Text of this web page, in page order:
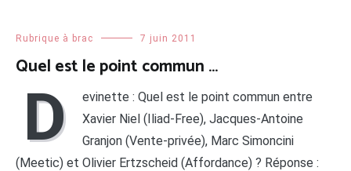
Rubrique à brac 7 juin 2011
Quel est le point commun …
D
evinette : Quel est le point commun entre
Xavier Niel (Iliad-Free), Jacques-Antoine
Granjon (Vente-privée), Marc Simoncini
(Meetic) et Olivier Ertzscheid (Affordance) ? Réponse :